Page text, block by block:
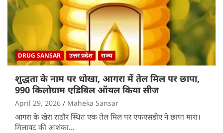
DRUG SANSAR उत्तर प्रदेश राज्य
शुद्धता के नाम पर धोखा, आगरा में तेल मिल पर छापा,
990 किलोग्राम एडिबिल ऑयल किया सीज
April 29, 2026 Maheka Sansar
आगरा के खेरा राठौर स्थित एक तेल मिल पर एफएसडीए ने छापा मारा।
मिलावट की आशंका…